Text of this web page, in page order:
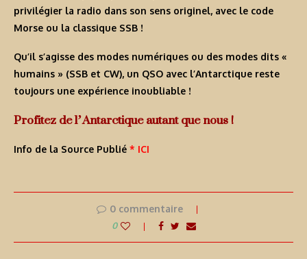
privilégier la radio dans son sens originel, avec le code
Morse ou la classique SSB !
Qu’il s’agisse des modes numériques ou des modes dits «
humains » (SSB et CW), un QSO avec l’Antarctique reste
toujours une expérience inoubliable !
Profitez de l’Antarctique autant que nous !
Info de la Source Publié * ICI
0 commentaire
0